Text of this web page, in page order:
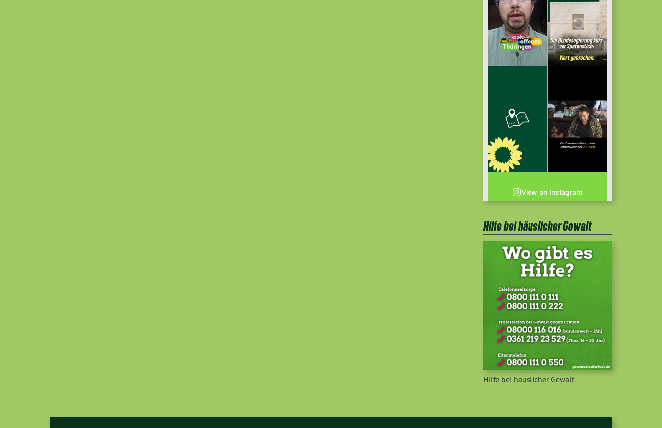
View on Instagram
Hilfe bei häuslicher Gewalt
Hilfe bei häuslicher Gewalt